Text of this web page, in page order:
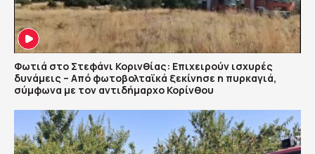
Φωτιά στο Στεφάνι Κορινθίας: Επιχειρούν ισχυρές
δυνάμεις – Από φωτοβολταϊκά ξεκίνησε η πυρκαγιά,
σύμφωνα με τον αντιδήμαρχο Κορίνθου